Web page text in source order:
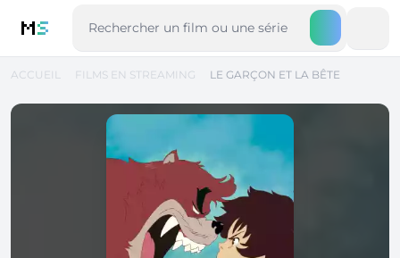
MS
ACCUEIL FILMS EN STREAMING LE GARÇON ET LA BÊTE